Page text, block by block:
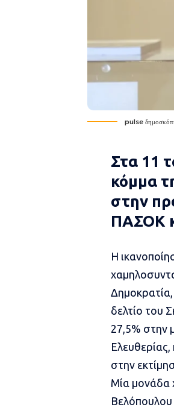
pulse
Στα 11
κόμμα
στην
ΠΑΣΟΚ
Η
δελτίο του
27,5% στην
στην
Μία μονάδα
Βελόπουλου